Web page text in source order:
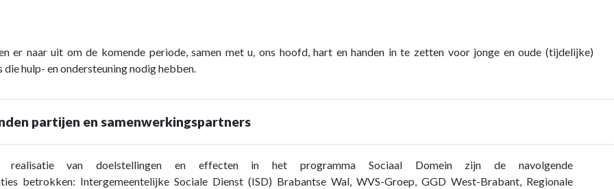
er naar uit om de komende periode, samen met u, ons hoofd, hart en handen in te zetten voor jonge en oude (tijdelijke)
die hulp- en ondersteuning nodig hebben.
partijen en samenwerkingspartners
van doelstellingen en effecten in het programma Sociaal Domein zijn de navolgende
betrokken: Intergemeentelijke Sociale Dienst (ISD) Brabantse Wal, WVS-Groep, GGD West-Brabant, Regionale